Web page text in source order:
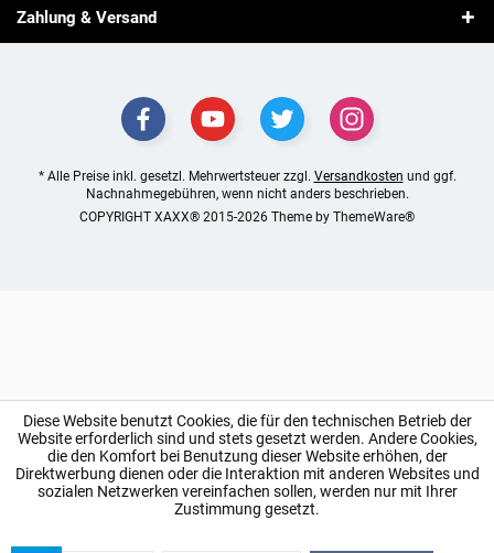
Zahlung & Versand
* Alle Preise inkl. gesetzl. Mehrwertsteuer zzgl. Versandkosten und ggf.
Nachnahmegebühren, wenn nicht anders beschrieben.
COPYRIGHT XAXX® 2015-2026 Theme by ThemeWare®
Diese Website benutzt Cookies, die für den technischen Betrieb der
Website erforderlich sind und stets gesetzt werden. Andere Cookies,
die den Komfort bei Benutzung dieser Website erhöhen, der
Direktwerbung dienen oder die Interaktion mit anderen Websites und
sozialen Netzwerken vereinfachen sollen, werden nur mit Ihrer
Zustimmung gesetzt.